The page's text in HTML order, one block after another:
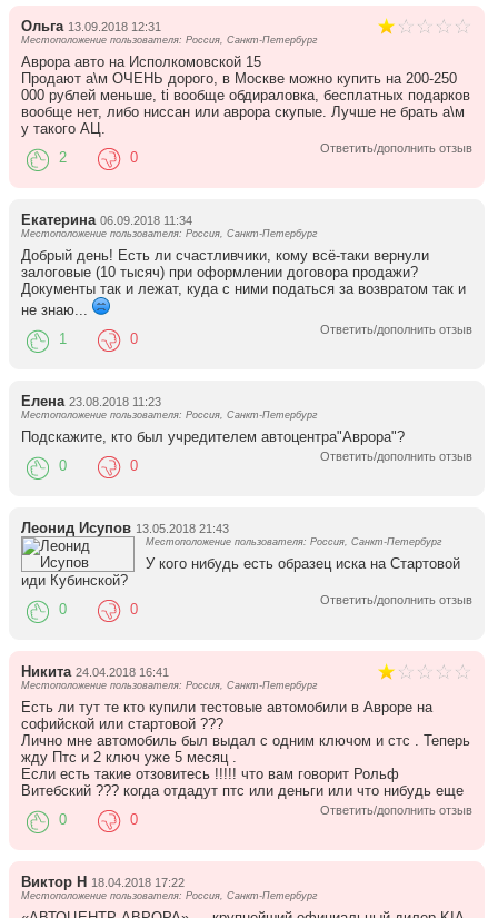
Ольга 13.09.2018 12:31
Местоположение пользователя: Россия, Санкт-Петербург
Аврора авто на Исполкомовской 15
Продают а\м ОЧЕНЬ дорого, в Москве можно купить на 200-250
000 рублей меньше, ti вообще обдираловка, бесплатных подарков
вообще нет, либо ниссан или аврора скупые. Лучше не брать а\м
у такого АЦ.
Ответить/дополнить отзыв
2 0
Екатерина 06.09.2018 11:34
Местоположение пользователя: Россия, Санкт-Петербург
Добрый день! Есть ли счастливчики, кому всё-таки вернули
залоговые (10 тысяч) при оформлении договора продажи?
Документы так и лежат, куда с ними податься за возвратом так и
не знаю...
Ответить/дополнить отзыв
1 0
Елена 23.08.2018 11:23
Местоположение пользователя: Россия, Санкт-Петербург
Подскажите, кто был учредителем автоцентра"Аврора"?
Ответить/дополнить отзыв
0 0
Леонид Исупов 13.05.2018 21:43
Местоположение пользователя: Россия, Санкт-Петербург
У кого нибудь есть образец иска на Стартовой
иди Кубинской?
Ответить/дополнить отзыв
0 0
Никита 24.04.2018 16:41
Местоположение пользователя: Россия, Санкт-Петербург
Есть ли тут те кто купили тестовые автомобили в Авроре на
софийской или стартовой ???
Лично мне автомобиль был выдал с одним ключом и стс . Теперь
жду Птс и 2 ключ уже 5 месяц .
Если есть такие отзовитесь !!!!! что вам говорит Рольф
Витебский ??? когда отдадут птс или деньги или что нибудь еще
Ответить/дополнить отзыв
0 0
Виктор Н 18.04.2018 17:22
Местоположение пользователя: Россия, Санкт-Петербург